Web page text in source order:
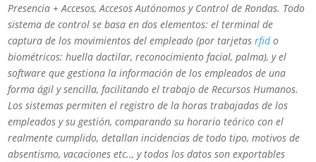
Presencia + Accesos, Accesos Autónomos y Control de Rondas. Todo
sistema de control se basa en dos elementos: el terminal de
captura de los movimientos del empleado (por tarjetasrfido
biométricos: huella dactilar, reconocimiento facial, palma), y el
software que gestiona la información de los empleados de una
forma ágil y sencilla, facilitando el trabajo de Recursos Humanos.
Los sistemas permiten el registro de la horas trabajadas de los
empleados y su gestión, comparando su horario teórico con el
realmente cumplido, detallan incidencias de todo tipo, motivos de
absentismo, vacaciones etc.., y todos los datos son exportables